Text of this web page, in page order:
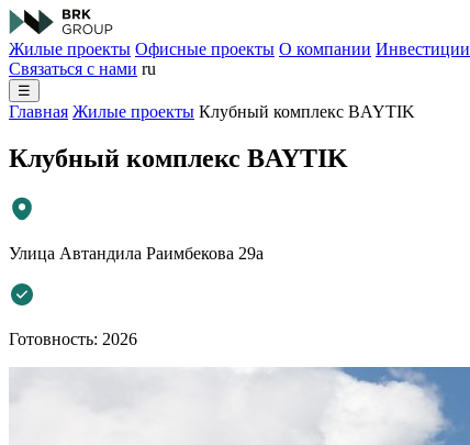
Жилые проекты Офисные проекты О компании Инвестиции
Связаться с нами ru
☰
Главная Жилые проекты Клубный комплекс BAYTIK
Клубный комплекс BAYTIK
Улица Автандила Раимбекова 29а
Готовность: 2026